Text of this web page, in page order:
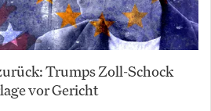
Trumps Zoll-Schock
vor Gericht